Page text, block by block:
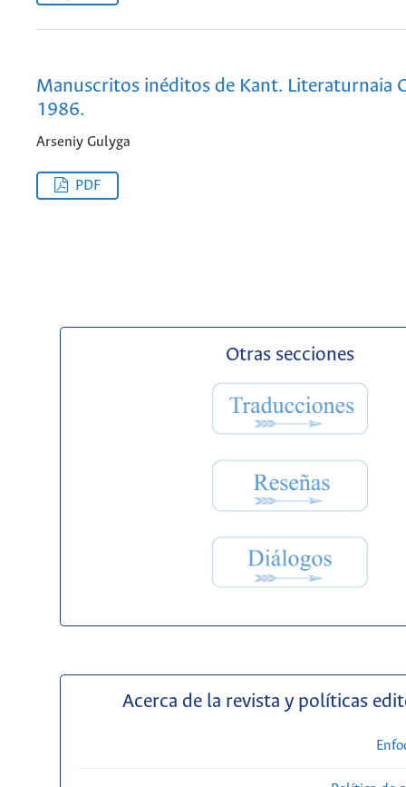
Manuscritos inéditos de Kant. Literaturnaia
1986.
Arseniy Gulyga
PDF
Otras secciones
Acerca de la revista y políticas